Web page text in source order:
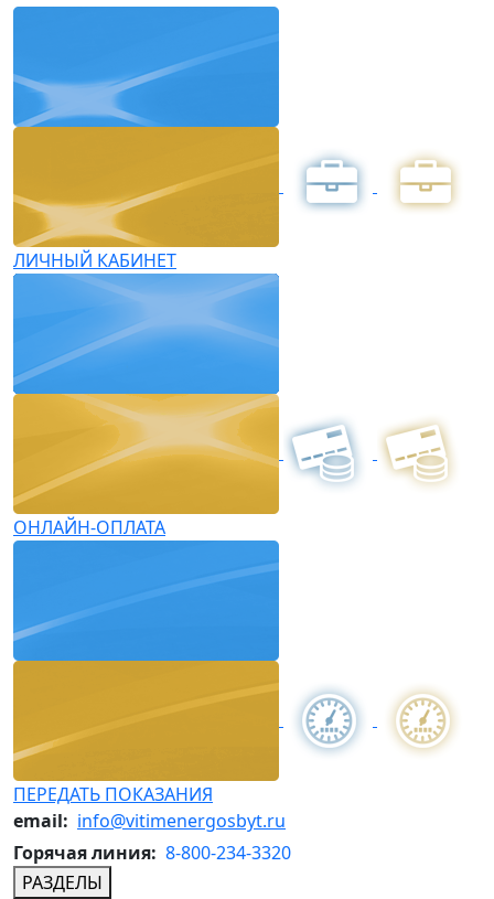
ЛИЧНЫЙ КАБИНЕТ
ОНЛАЙН-ОПЛАТА
ПЕРЕДАТЬ ПОКАЗАНИЯ
email: info@vitimenergosbyt.ru
Горячая линия: 8-800-234-3320
РАЗДЕЛЫ